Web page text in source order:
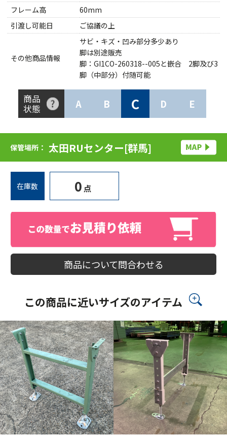
フレーム高
60mm
引渡し可能日
ご協議の上
その他商品情報
サビ・キズ・凹み部分多少あり
脚は別途販売
脚：GI1CO-260318--005と嵌合 2脚及び3
脚（中部分）付随可能
商品
状態
A B C D E
保管場所： 太田RUセンター[群馬]
在庫数 0 点
商品について問合わせる
この商品に近いサイズのアイテム